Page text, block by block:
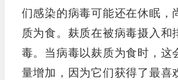
们感染的病毒可能还在休眠，
质为食。麸质在被病毒摄入和
毒。当病毒以麸质为食时，这
量增加，因为它们获得了最喜